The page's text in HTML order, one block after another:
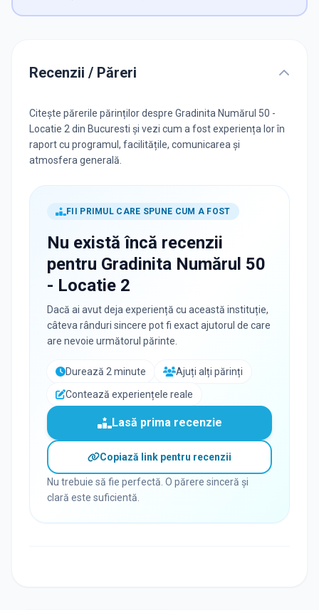
Recenzii / Păreri
Citește părerile părinților despre Gradinita Numărul 50 -
Locatie 2 din Bucuresti și vezi cum a fost experiența lor în
raport cu programul, facilitățile, comunicarea și
atmosfera generală.
FII PRIMUL CARE SPUNE CUM A FOST
Nu există încă recenzii
pentru Gradinita Numărul 50
- Locatie 2
Dacă ai avut deja experiență cu această instituție,
câteva rânduri sincere pot fi exact ajutorul de care
are nevoie următorul părinte.
Durează 2 minute
Ajuți alți părinți
Contează experiențele reale
Lasă prima recenzie
Copiază link pentru recenzii
Nu trebuie să fie perfectă. O părere sinceră și
clară este suficientă.